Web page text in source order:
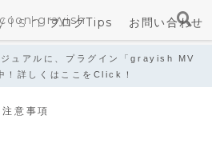
ブログTips お問い合わせ
ュアルに、プラグイン「grayish MV
！詳しくはここをClick！
意事項
grayish